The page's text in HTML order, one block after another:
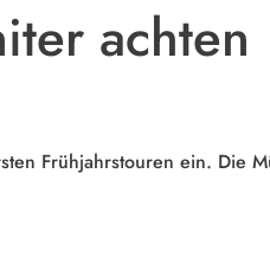
achten
Frühjahrstouren ein. Die